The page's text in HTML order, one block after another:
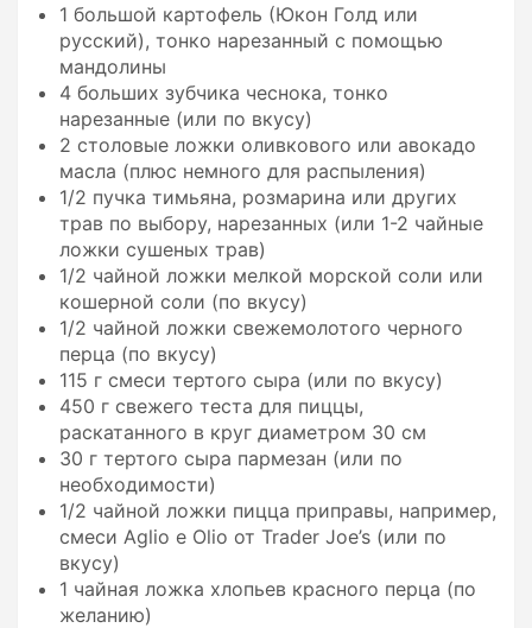
1 большой картофель (Юкон Голд или
русский), тонко нарезанный с помощью
мандолины
4 больших зубчика чеснока, тонко
нарезанные (или по вкусу)
2 столовые ложки оливкового или авокадо
масла (плюс немного для распыления)
1/2 пучка тимьяна, розмарина или других
трав по выбору, нарезанных (или 1-2 чайные
ложки сушеных трав)
1/2 чайной ложки мелкой морской соли или
кошерной соли (по вкусу)
1/2 чайной ложки свежемолотого черного
перца (по вкусу)
115 г смеси тертого сыра (или по вкусу)
450 г свежего теста для пиццы,
раскатанного в круг диаметром 30 см
30 г тертого сыра пармезан (или по
необходимости)
1/2 чайной ложки пицца приправы, например,
смеси Aglio e Olio от Trader Joe’s (или по
вкусу)
1 чайная ложка хлопьев красного перца (по
желанию)